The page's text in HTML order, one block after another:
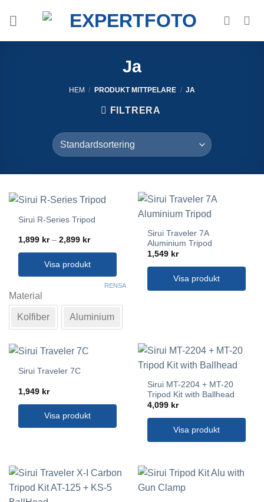
Ja
HEM / PRODUKT MITTPELARE / JA
FILTRERA
Sirui R-Series Tripod
1,899 kr – 2,899 krPrisintervall:
till
2,899 kr
Visa produkt
här
produkten
har
flera
varianter.
De
olika
kan
väljas
Material
Kolfiber Aluminium
RENSA
Sirui Traveler 7A
Aluminium Tripod
1,549 kr
Visa produkt
Sirui Traveler 7C
1,949 kr
Visa produkt
Sirui MT-2204 + MT-20
Tripod Kit with Ballhead
4,099 kr
Visa produkt